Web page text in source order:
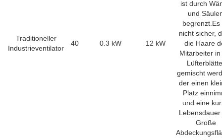
Traditioneller
Industrieventilator
40 0.3 kW 12 kW
ist durch
und
begrenzt.Es
nicht sicher,
die Haare
Mitarbeiter in
gemischt
der einen
Platz
und eine
Große